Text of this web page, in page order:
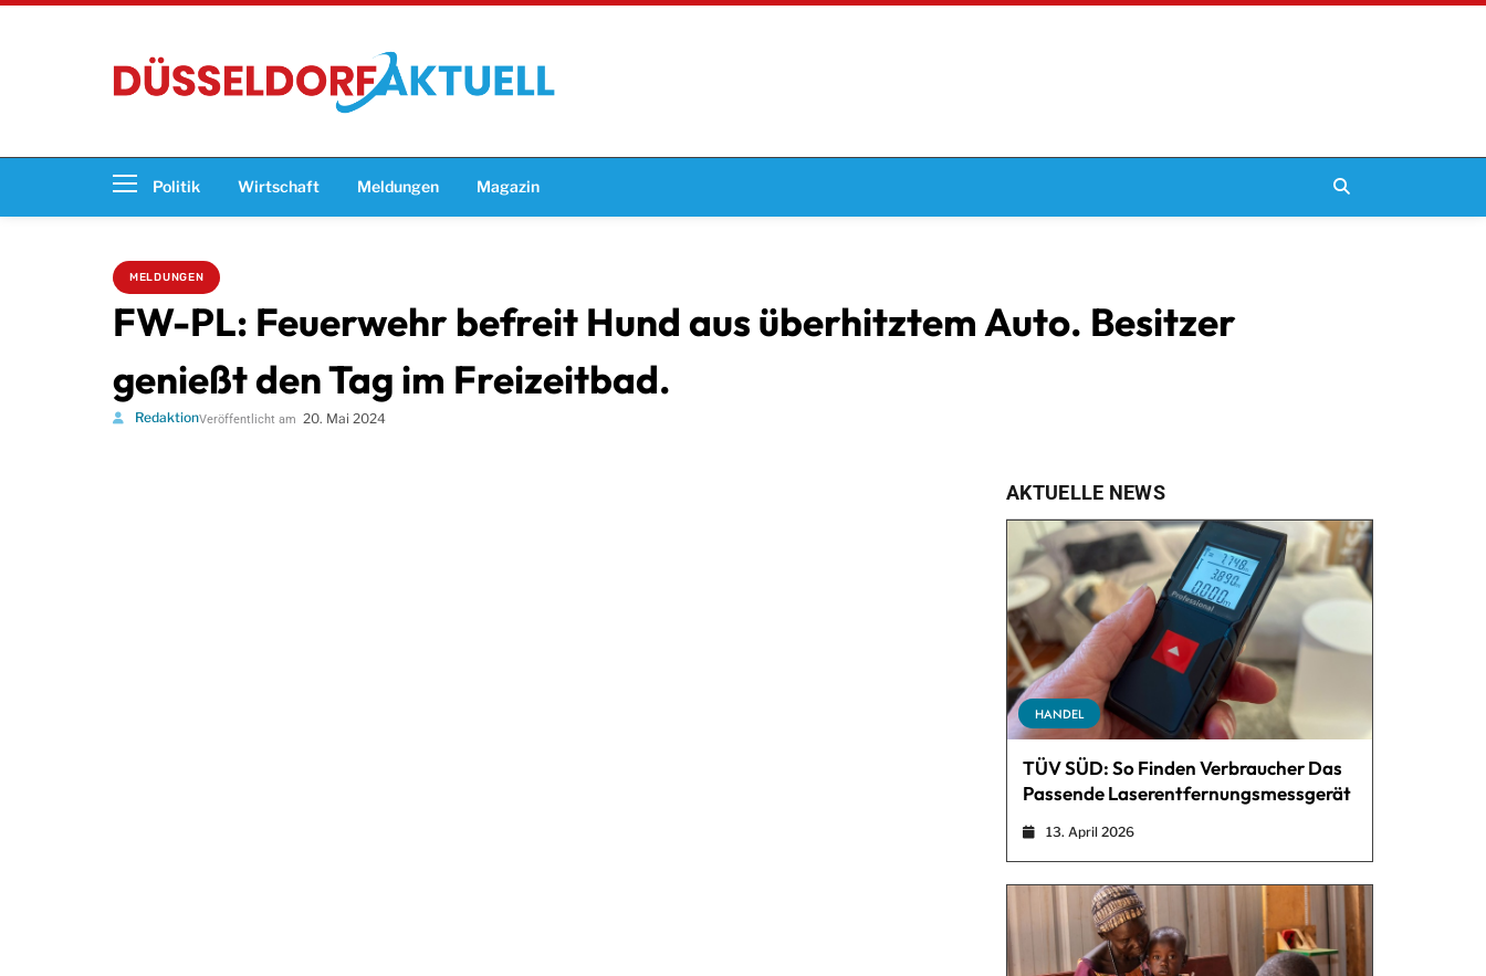
Politik Wirtschaft Meldungen Magazin
MELDUNGEN
FW-PL: Feuerwehr befreit Hund aus überhitztem Auto. Besitzer
genießt den Tag im Freizeitbad.
RedaktionVeröffentlicht am 20. Mai 2024
AKTUELLE NEWS
HANDEL
TÜV SÜD: So Finden Verbraucher Das
Passende Laserentfernungsmessgerät
13. April 2026